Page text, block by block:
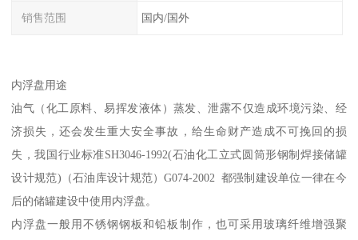
销售范围 国内/国外
内浮盘用途
油气（化工原料、易挥发液体）蒸发、泄露不仅造成环境污染、经
济损失，还会发生重大安全事故，给生命财产造成不可挽回的损
失，我国行业标准SH3046-1992(石油化工立式圆筒形钢制焊接储罐
设计规范)（石油库设计规范）G074-2002 都强制建设单位一律在今
后的储罐建设中使用内浮盘。
内浮盘一般用不锈钢钢板和铅板制作，也可采用玻璃纤维增强聚